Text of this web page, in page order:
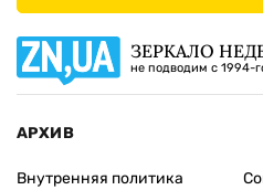
ЗЕРКАЛО
не подводим с 1994-
АРХИВ
Внутренняя политика